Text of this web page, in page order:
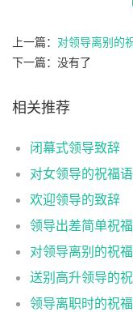
上一篇： 对领导离别的
下一篇：没有了
相关推荐
闭幕式领导致辞
对女领导的祝福语
欢迎领导的致辞
领导出差简单祝
对领导离别的祝
送别高升领导的
领导离职时的祝